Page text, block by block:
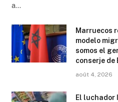
a…
Marruecos
modelo
somos el
conserje de
août 4, 2026
El luchador